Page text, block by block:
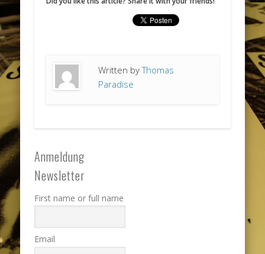
Written byThomas
Paradise
Anmeldung
Newsletter
First name or full name
Email